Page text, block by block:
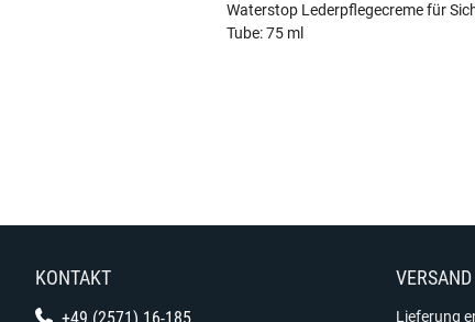
Waterstop Lederpflegecreme für
Tube: 75 ml
KONTAKT VERSAND
Lieferung